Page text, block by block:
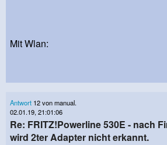
Mit Wlan:
Antwort 12 von manual.
02.01.19, 21:01:06
Re: FRITZ!Powerline 530E - nach
wird 2ter Adapter nicht erkannt.